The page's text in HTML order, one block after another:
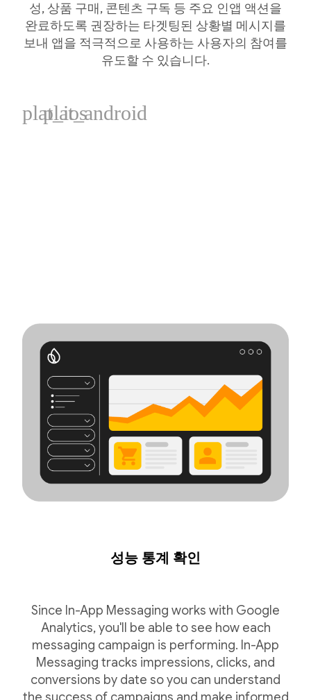
성, 상품 구매, 콘텐츠 구독 등 주요 인앱 액션을
완료하도록 권장하는 타겟팅된 상황별 메시지를
보내 앱을 적극적으로 사용하는 사용자의 참여를
유도할 수 있습니다.
plat_ios
plat_android
성능 통계 확인
Since In-App Messaging works with Google
Analytics, you'll be able to see how each
messaging campaign is performing. In-App
Messaging tracks impressions, clicks, and
conversions by date so you can understand